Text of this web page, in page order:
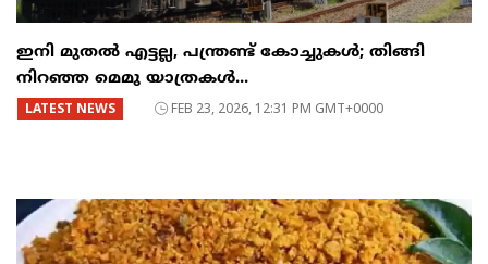
ഇനി മുതൽ എട്ടല്ല, പന്ത്രണ്ട് കോച്ചുകള്‍; തിങ്ങി
നിറഞ്ഞ മെമു യാത്രകൾ...
LATEST NEWS FEB 23, 2026, 12:31 PM GMT+0000